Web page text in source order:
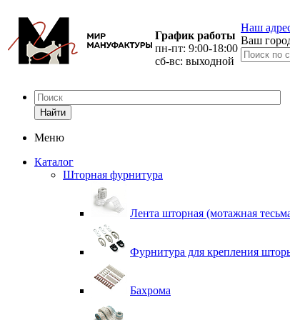
График работы
пн-пт: 9:00-18:00
сб-вс: выходной
Наш
Ваш
Найти
Меню
Каталог
Шторная фурнитура
Лента шторная (мотажная
Фурнитура для крепления
Бахрома